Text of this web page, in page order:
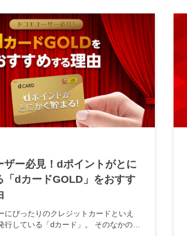
ザー必見！dポイントがとに
「dカードGOLD」をおすす
にぴったりのクレジットカードといえ
行している「dカード」。 そのなかのゴ